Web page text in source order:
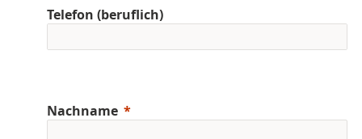
Telefon (beruflich)
Nachname